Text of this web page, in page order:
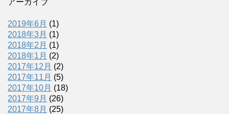
アーカイブ
2019年6月 (1)
2018年3月 (1)
2018年2月 (1)
2018年1月 (2)
2017年12月 (2)
2017年11月 (5)
2017年10月 (18)
2017年9月 (26)
2017年8月 (25)